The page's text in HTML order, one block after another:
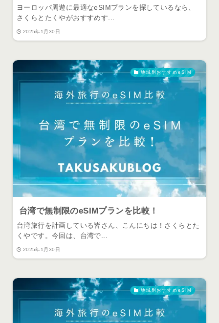
ヨーロッパ周遊に最適なeSIMプランを探しているなら、
さくらとたくやがおすすめす...
2025年1月30日
地域別おすすめeSIM
台湾で無制限のeSIMプランを比較！
台湾旅行を計画している皆さん、こんにちは！さくらとた
くやです。今回は、台湾で...
2025年1月30日
地域別おすすめeSIM